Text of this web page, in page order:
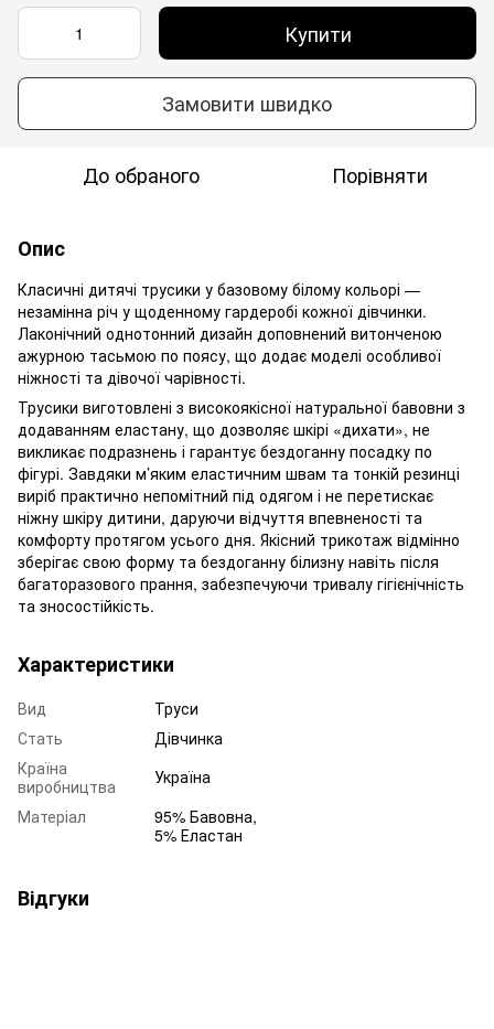
Купити
Замовити швидко
До обраного Порівняти
Опис
Класичні дитячі трусики у базовому білому кольорі —
незамінна річ у щоденному гардеробі кожної дівчинки.
Лаконічний однотонний дизайн доповнений витонченою
ажурною тасьмою по поясу, що додає моделі особливої
ніжності та дівочої чарівності.
Трусики виготовлені з високоякісної натуральної бавовни з
додаванням еластану, що дозволяє шкірі «дихати», не
викликає подразнень і гарантує бездоганну посадку по
фігурі. Завдяки м’яким еластичним швам та тонкій резинці
виріб практично непомітний під одягом і не перетискає
ніжну шкіру дитини, даруючи відчуття впевненості та
комфорту протягом усього дня. Якісний трикотаж відмінно
зберігає свою форму та бездоганну білизну навіть після
багаторазового прання, забезпечуючи тривалу гігієнічність
та зносостійкість.
Характеристики
Вид
Труси
Стать
Дівчинка
Країна
виробництва
Україна
Матеріал
95% Бавовна,
5% Еластан
Відгуки